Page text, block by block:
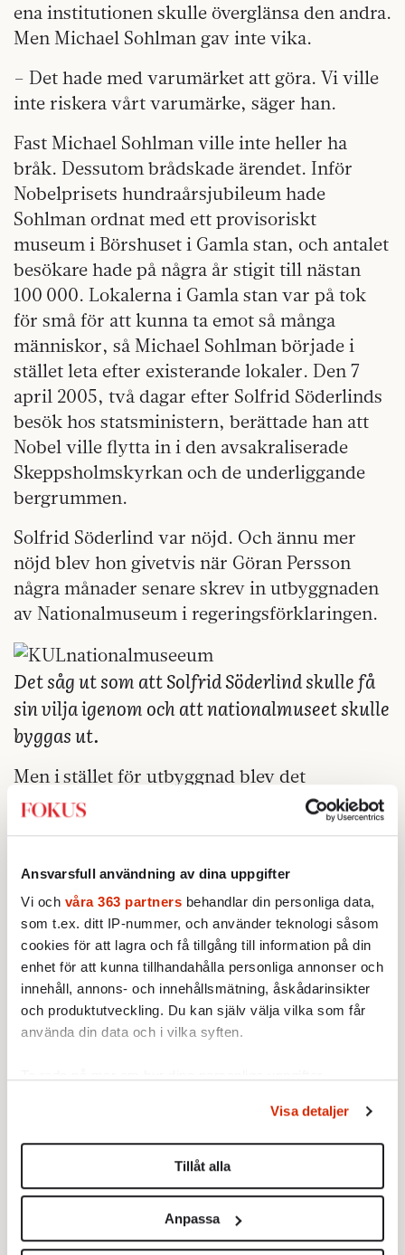
Ansvarsfull användning av dina uppgifter
Vi och våra 363 partners behandlar din personliga data,
som t.ex. ditt IP-nummer, och använder teknologi såsom
cookies för att lagra och få tillgång till information på din
enhet för att kunna tillhandahålla personliga annonser och
innehåll, annons- och innehållsmätning, åskådarinsikter
och produktutveckling. Du kan själv välja vilka som får
använda din data och i vilka syften.
Du kan ändra eller dra tillbaka ditt samtycke när som
helst från cookie-förklaringen.
Vi använder enhetsidentifierare för att anpassa innehållet
för sociala medier och analysera vår trafik. Vi
vidarebefordrar även sådana identifierare och annan
Visa detaljer
Tillåt alla
Anpassa
ena institutionen skulle överglänsa den andra.
Men Michael Sohlman gav inte vika.
– Det hade med varumärket att göra. Vi ville
inte riskera vårt varumärke, säger han.
Fast Michael Sohlman ville inte heller ha
bråk. Dessutom brådskade ärendet. Inför
Nobelprisets hundraårsjubileum hade
Sohlman ordnat med ett provisoriskt
museum i Börshuset i Gamla stan, och antalet
besökare hade på några år stigit till nästan
100 000. Lokalerna i Gamla stan var på tok
för små för att kunna ta emot så många
människor, så Michael Sohlman började i
stället leta efter existerande lokaler. Den 7
april 2005, två dagar efter Solfrid Söderlinds
besök hos statsministern, berättade han att
Nobel ville flytta in i den avsakraliserade
Skeppsholmskyrkan och de underliggande
bergrummen.
Solfrid Söderlind var nöjd. Och ännu mer
nöjd blev hon givetvis när Göran Persson
några månader senare skrev in utbyggnaden
av Nationalmuseum i regeringsförklaringen.
Det såg ut som att Solfrid Söderlind skulle få
sin vilja igenom och att nationalmuseet skulle
byggas ut.
Men i stället för utbyggnad blev det
regeringsskifte.
– Frågan blev politisk. Utbyggnaden lades på
is, säger Solfrid Söderlind.
Men hon gav inte upp. »Nationalmuseum kan
beskrivas som ett skattskrin med lönnfack.
De dolda samlingarna väntar på sin publik,
och mötet dem emellan måste ske i
ändamålsenliga lokaler«, skrev hon 2009 i en
promemoria i ett försök att få med den nya
inget vidare.
När Lars Heikensten blev vd för
Nobelstiftelsen stod tomten på Blasieholmen
ännu obebyggd. Och Lars Heikensten ville
skaka liv i drömmarna om ett Nobelhus.
– Jag tänkte att antingen gör vi detta nu eller